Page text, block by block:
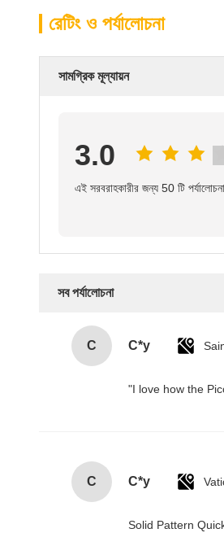
রেটিং ও পর্যালোচনা
সামগ্রিক মূল্যায়ন
3.0
এই সরবরাহকারীর জন্য 50 টি
সব পর্যালোচনা
C C*y
"I love how the
C C*y
Solid Pattern